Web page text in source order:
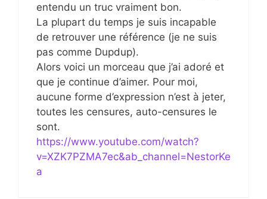
entendu un truc vraiment bon.
La plupart du temps je suis incapable
de retrouver une référence (je ne suis
pas comme Dupdup).
Alors voici un morceau que j’ai adoré et
que je continue d’aimer. Pour moi,
aucune forme d’expression n’est à jeter,
toutes les censures, auto-censures le
sont.
https://www.youtube.com/watch?
v=XZK7PZMA7ec&ab_channel=NestorKe
a